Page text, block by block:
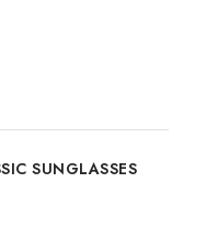
SUNGLASSES